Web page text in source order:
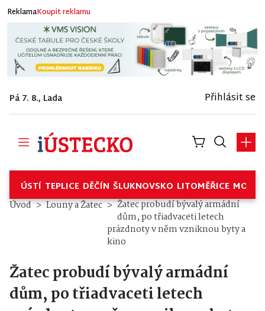
ReklamaKoupit reklamu
Pá 7. 8., Lada Přihlásit se
ÚSTÍ TEPLICE DĚČÍN ŠLUKNOVSKO LITOMĚŘICE
Úvod Louny a Žatec
Žatec probudí bývalý armádní
dům, po třiadvaceti letech
prázdnoty v něm vzniknou byty a
kino
Žatec probudí bývalý armádní
dům, po třiadvaceti letech